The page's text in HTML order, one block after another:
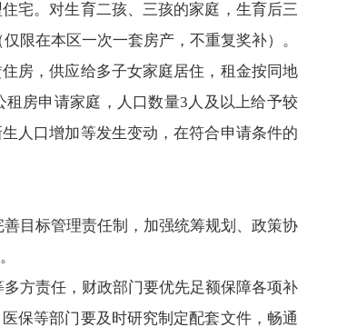
宅。对生育二孩、三孩的家庭，生育后三
限在本区一次一套房产，不重复奖补）。
房，供应给多子女家庭居住，租金按同地
房申请家庭，人口数量3人及以上给予较
人口增加等发生变动，在符合申请条件的
目标管理责任制，加强统筹规划、政策协
方责任，财政部门要优先足额保障各项补
保等部门要及时研究制定配套文件，畅通